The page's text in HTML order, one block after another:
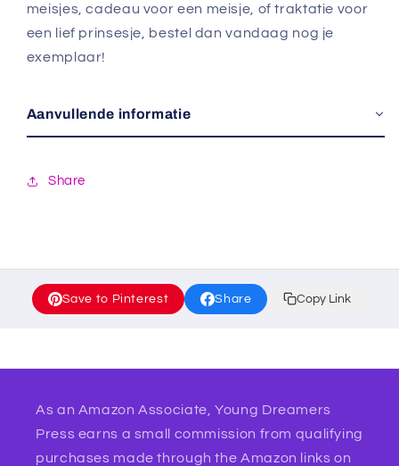
meisjes, cadeau voor een meisje, of traktatie voor
een lief prinsesje, bestel dan vandaag nog je
exemplaar!
Aanvullende informatie
Share
Save to Pinterest Share Copy Link
As an Amazon Associate, Young Dreamers
Press earns a small commission from qualifying
purchases made through the Amazon links on